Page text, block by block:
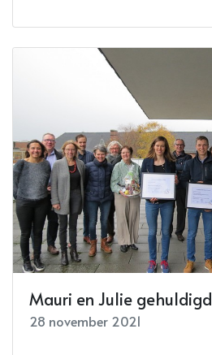
Mauri en Julie gehuldigd
28 november 2021